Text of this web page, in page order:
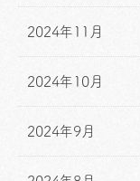
2024年11月
2024年10月
2024年9月